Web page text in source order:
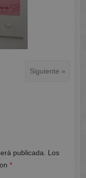
Siguiente »
publicada.
Los
*